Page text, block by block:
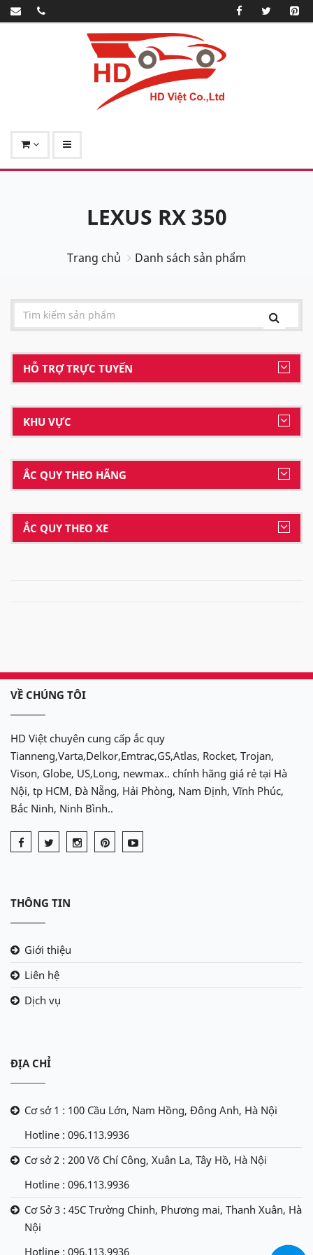
LEXUS RX 350
Trang chủ Danh sách sản phẩm
HỖ TRỢ TRỰC TUYẾN
KHU VỰC
ẮC QUY THEO HÃNG
ẮC QUY THEO XE
VỀ CHÚNG TÔI
HD Việt chuyên cung cấp ắc quy
Tianneng,Varta,Delkor,Emtrac,GS,Atlas, Rocket, Trojan,
Vison, Globe, US,Long, newmax.. chính hãng giá rẻ tại Hà
Nội, tp HCM, Đà Nẵng, Hải Phòng, Nam Định, Vĩnh Phúc,
Bắc Ninh, Ninh Bình..
THÔNG TIN
Giới thiệu
Liên hệ
Dịch vụ
ĐỊA CHỈ
Cơ sở 1 : 100 Cầu Lớn, Nam Hồng, Đông Anh, Hà Nội
Hotline : 096.113.9936
Cơ sở 2 : 200 Võ Chí Công, Xuân La, Tây Hồ, Hà Nội
Hotline : 096.113.9936
Cơ Sở 3 : 45C Trường Chinh, Phương mai, Thanh Xuân, Hà
Nội
Hotline : 096.113.9936